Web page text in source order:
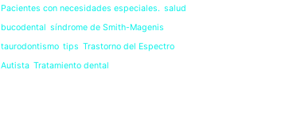
Pacientes con necesidades especiales. salud
bucodental síndrome de Smith-Magenis
taurodontismo tips Trastorno del Espectro
Autista Tratamiento dental